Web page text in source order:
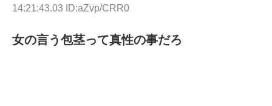
14:21:43.03 ID:aZvp/CRR0
女の言う包茎って真性の事だろ